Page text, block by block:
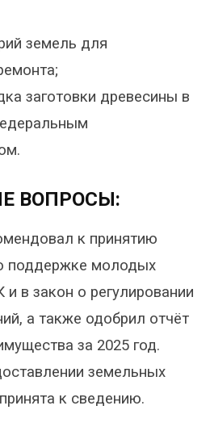
земель для
заготовки древесины в
ВОПРОСЫ:
к принятию
поддержке молодых
в закон о регулировании
а также одобрил отчёт
за 2025 год.
земельных
к сведению.